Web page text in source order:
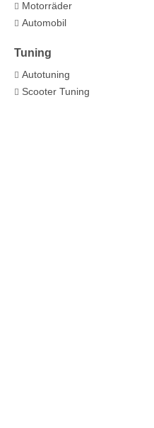
Motorräder
Automobil
Tuning
Autotuning
Scooter Tuning